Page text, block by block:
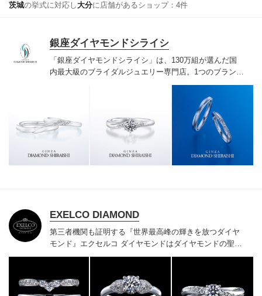
茨城の挙式に対応し大分に店舗があるショップ：4件
銀座ダイヤモンドシライシ
「銀座ダイヤモンドシライシ」は、130万組が選んだ国
内最大級のブライダルジュエリー専門店。1つのブランド
では国内最大級の700種類以上の豊富なデザインを取り
揃え、ふたりの「似合う」と「好き」を同時に叶えた満
足の選択ができる指輪をご提案しています。多くのお客
様にご満足いただけている、一生身に着けるための指輪
のクオリティや購入後のアフターサービスをぜひ一度店
頭でお確かめください。
EXELCO DIAMOND
第三者機関も証明する『世界最高峰の輝きを放つダイヤ
モンド』 エクセルコ ダイヤモンドはダイヤモンドの聖地
ベルギー発祥で200年以上の歴史がある真のカッターズ
門店としてリングのデザインや品質にもこだわっていま
す。おふたりに本物の輝きを一生身に着けていただきた